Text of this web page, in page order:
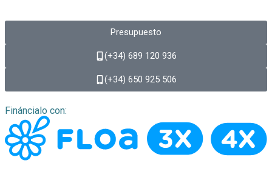
Presupuesto
(+34) 689 120 936
(+34) 650 925 506​
Fináncialo con: